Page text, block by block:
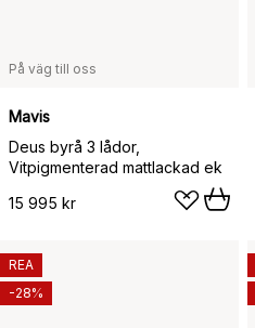
På väg till oss
Mavis
Deus byrå 3 lådor,
Vitpigmenterad mattlackad ek
15 995 kr
REA
-28%